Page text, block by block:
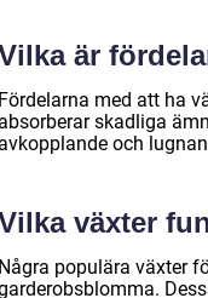
är
Fördelarna med att ha
absorberar skadliga
avkopplande och
växter
Några populära växter